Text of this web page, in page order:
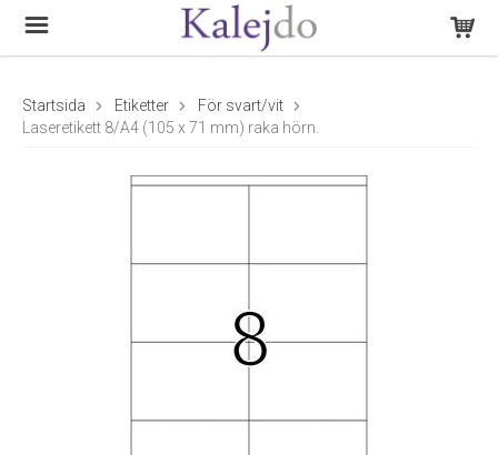
Startsida Etiketter
För svart/vit
Laseretikett 8/A4 (105 x 71 mm) raka hörn.